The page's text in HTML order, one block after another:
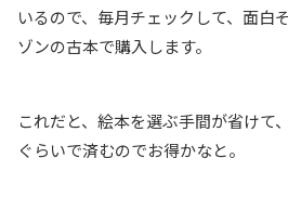
いるので、毎月チェックして、面白
ゾンの古本で購入します。
これだと、絵本を選ぶ手間が省けて
ぐらいで済むのでお得かなと。